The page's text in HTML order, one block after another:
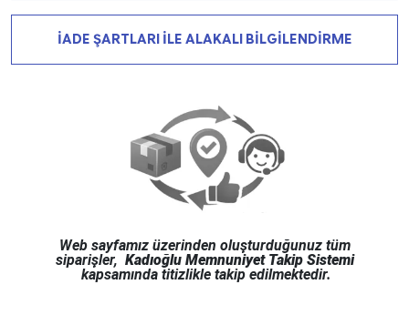
İADE ŞARTLARI İLE ALAKALI BİLGİLENDİRME
Web sayfamız üzerinden oluşturduğunuz tüm
siparişler, Kadıoğlu Memnuniyet Takip Sistemi
kapsamında titizlikle takip edilmektedir.